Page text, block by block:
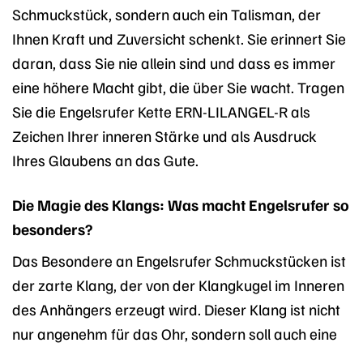
Schmuckstück, sondern auch ein Talisman, der
Ihnen Kraft und Zuversicht schenkt. Sie erinnert Sie
daran, dass Sie nie allein sind und dass es immer
eine höhere Macht gibt, die über Sie wacht. Tragen
Sie die Engelsrufer Kette ERN-LILANGEL-R als
Zeichen Ihrer inneren Stärke und als Ausdruck
Ihres Glaubens an das Gute.
Die Magie des Klangs: Was macht Engelsrufer so
besonders?
Das Besondere an Engelsrufer Schmuckstücken ist
der zarte Klang, der von der Klangkugel im Inneren
des Anhängers erzeugt wird. Dieser Klang ist nicht
nur angenehm für das Ohr, sondern soll auch eine